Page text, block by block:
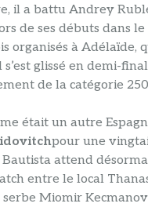
il a battu Andrey
de ses débuts dans
organisés à Adélaïde,
glissé en demi-
de la catégorie
était un autre
pour une
Bautista attend
entre le local
Miomir